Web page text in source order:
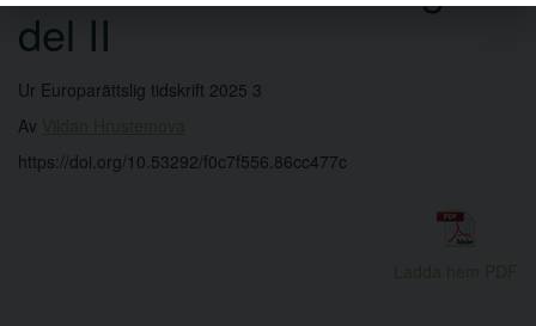
del II
Ur Europarättslig tidskrift 2025 3
Av
https://doi.org/10.53292/f0c7f556.86cc477c